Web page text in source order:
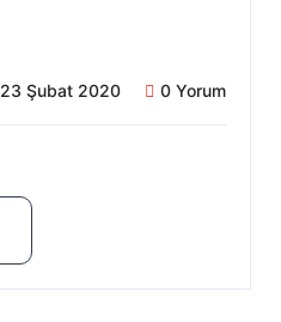
23 Şubat 2020 0 Yorum